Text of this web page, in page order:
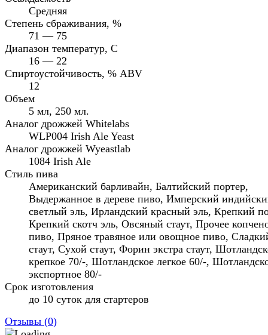
Средняя
Степень сбраживания, %
71 — 75
Диапазон температур, C
16 — 22
Спиртоустойчивость, % ABV
12
Объем
5 мл, 250 мл.
Аналог дрожжей Whitelabs
WLP004 Irish Ale Yeast
Аналог дрожжей Wyeastlab
1084 Irish Ale
Стиль пива
Американский барливайн, Балтийский портер,
Выдержанное в дереве пиво, Имперский
светлый эль, Ирландский красный эль, Крепкий
Крепкий скотч эль, Овсяный стаут, Прочее
пиво, Пряное травяное или овощное пиво,
стаут, Сухой стаут, Форин экстра стаут,
крепкое 70/-, Шотландское легкое 60/-,
экспортное 80/-
Срок изготовления
до 10 суток для стартеров
Отзывы (0)